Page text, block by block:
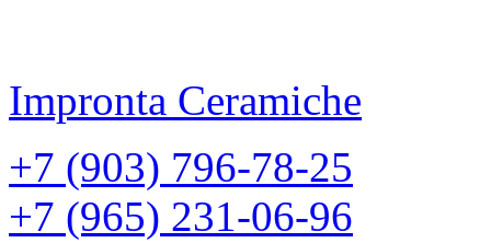
Impronta Ceramiche
+7 (903) 796-78-25
+7 (965) 231-06-96